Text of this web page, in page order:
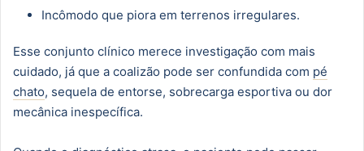
Incômodo que piora em terrenos irregulares.
Esse conjunto clínico merece investigação com mais
cuidado, já que a coalizão pode ser confundida com pé
chato, sequela de entorse, sobrecarga esportiva ou dor
mecânica inespecífica.